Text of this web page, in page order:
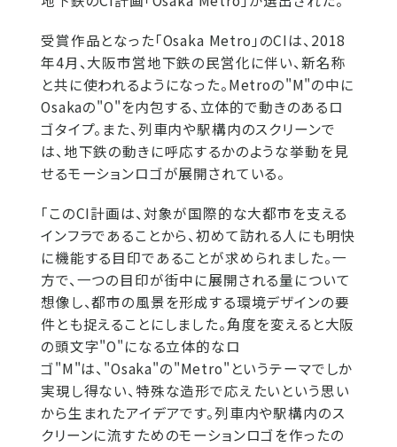
受賞作品となった「Osaka Metro」のCIは、2018
年4月、大阪市営地下鉄の民営化に伴い、新名称
と共に使われるようになった。Metroの"M"の中に
Osakaの"O"を内包する、立体的で動きのあるロ
ゴタイプ。また、列車内や駅構内のスクリーンで
は、地下鉄の動きに呼応するかのような挙動を見
せるモーションロゴが展開されている。
「このCI計画は、対象が国際的な大都市を支える
インフラであることから、初めて訪れる人にも明快
に機能する目印であることが求められました。一
方で、一つの目印が街中に展開される量について
想像し、都市の風景を形成する環境デザインの要
件とも捉えることにしました。角度を変えると大阪
の頭文字"O"になる立体的なロ
ゴ"M"は、"Osaka"の"Metro"というテーマでしか
実現し得ない、特殊な造形で応えたいという思い
から生まれたアイデアです。列車内や駅構内のス
クリーンに流すためのモーションロゴを作ったの